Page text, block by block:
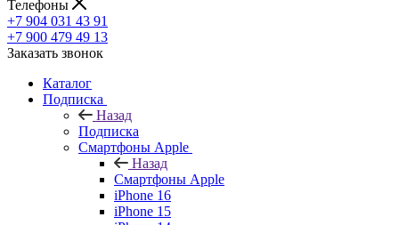
Телефоны
+7 904 031 43 91
+7 900 479 49 13
Заказать звонок
Каталог
Подписка
Назад
Подписка
Смартфоны Apple
Назад
Смартфоны Apple
iPhone 16
iPhone 15